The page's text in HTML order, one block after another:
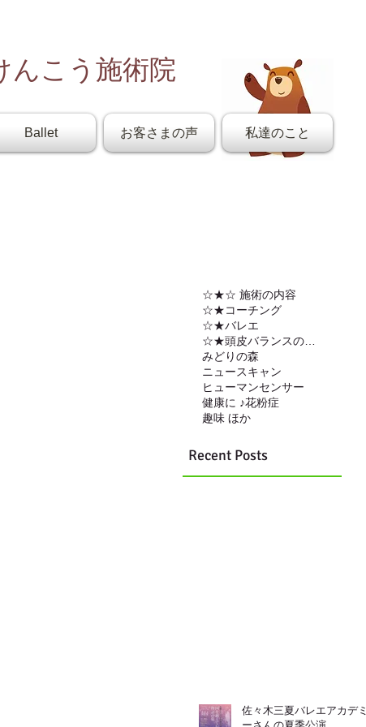
こう施術院
Ballet お客さまの声 私達のこと
☆★☆ 施術の内容
☆★コーチング
☆★バレエ
みどりの森
ニュースキャン
ヒューマンセンサー
健康に ♪花粉症
趣味 ほか
Recent Posts
佐々木三夏バレエアカデミ